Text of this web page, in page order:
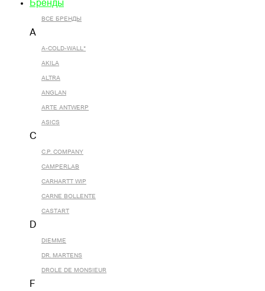
Бренды
ВСЕ БРЕНДЫ
A
A-COLD-WALL*
AKILA
ALTRA
ANGLAN
ARTE ANTWERP
ASICS
C
C.P. COMPANY
CAMPERLAB
CARHARTT WIP
CARNE BOLLENTE
CASTART
D
DIEMME
DR. MARTENS
DROLE DE MONSIEUR
F